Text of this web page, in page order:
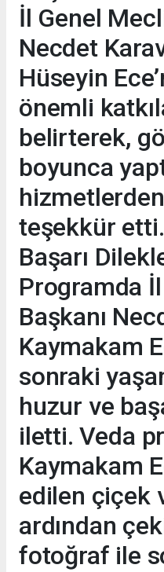
İl Genel
Necdet
Hüseyin
önemli
belirterek,
boyunca
teşekkür etti.
Başarı
Programda
Başkanı
Kaymakam
sonraki
huzur ve
iletti. Veda
Kaymakam
edilen çiçek
ardından
fotoğraf ile